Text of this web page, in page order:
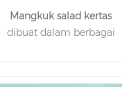
120ml ~ 1500ml
Mangkuk Bulat Kertas
Putih Sekali Pakai
Mangkuk salad kertas
dibuat dalam berbagai
pertanyaan, jangan ragu